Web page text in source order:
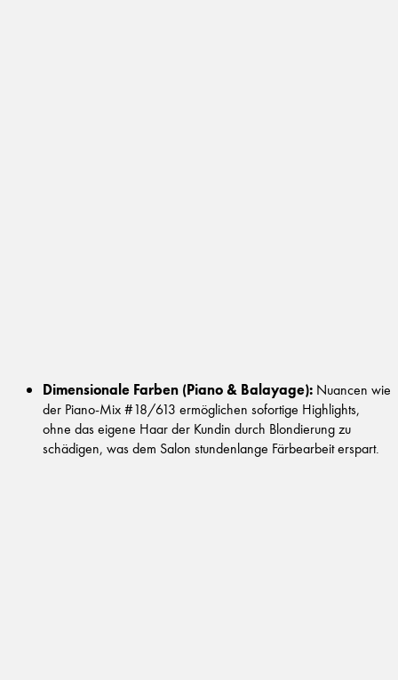
Dimensionale Farben (Piano & Balayage): Nuancen wie
der Piano-Mix #18/613 ermöglichen sofortige Highlights,
ohne das eigene Haar der Kundin durch Blondierung zu
schädigen, was dem Salon stundenlange Färbearbeit erspart.